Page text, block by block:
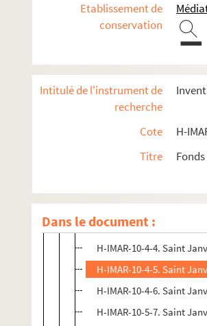
Etablissement de
conservation
Intitulé de l'instrument de
recherche
Cote
H-
Titre
Dans le document :
Images du fonds Humbert, Images
H-IMAR-7-1-1 à H-IMAR-7-
H-IMAR-8-1-1 à H-IMAR-8-
H-IMAR-9-1-1 à H-IMAR-9-99-
H-IMAR-9-100-268 à H-IMAR-
H-IMAR-10-1-1 à H-IMAR-11-4-
H-IMAR-10-2-2. Saint
H-IMAR-10-3-3. Saint
H-IMAR-10-4-4. Saint
H-IMAR-10-4-5. Saint
H-IMAR-10-4-6. Saint
H-IMAR-10-5-7. Saint